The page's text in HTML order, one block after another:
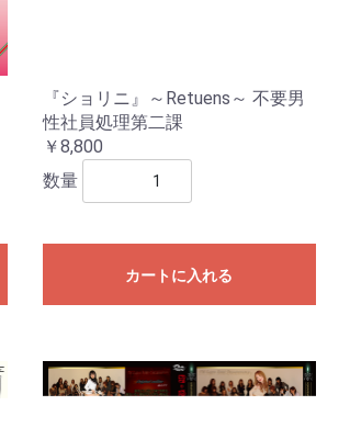
『ショリニ』～Retuens～ 不要男
性社員処理第二課
￥8,800
数量
カートに入れる